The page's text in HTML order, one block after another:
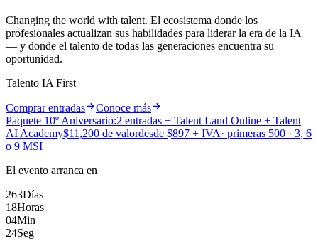
Changing the world with talent. El ecosistema donde los
profesionales actualizan sus habilidades para liderar la era de la IA
— y donde el talento de todas las generaciones encuentra su
oportunidad.
Talento IA First
Comprar entradas
Conoce más
Paquete 10º Aniversario:2 entradas + Talent Land Online + Talent
AI Academy$11,200 de valordesde $897 + IVA· primeras 500 · 3, 6
o 9 MSI
El evento arranca en
263Días
18Horas
04Min
22Seg